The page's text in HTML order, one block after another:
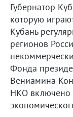
Губернатор
которую
Кубань
регионов
Фонда
Вениамина
НКО включено